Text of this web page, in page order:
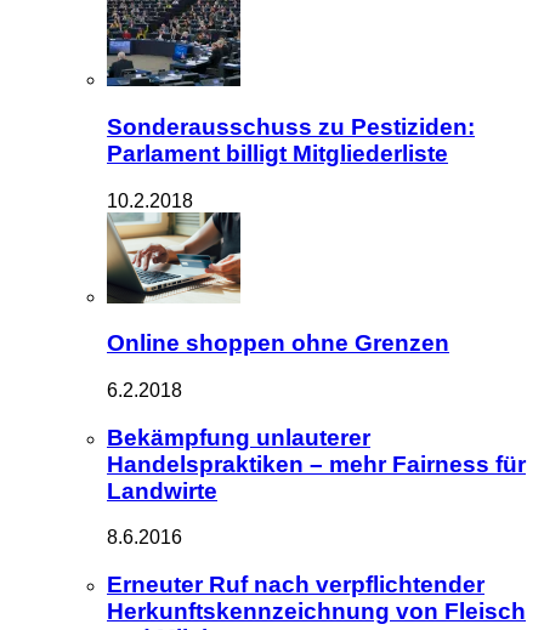
Sonderausschuss zu Pestiziden:
Parlament billigt Mitgliederliste
10.2.2018
Online shoppen ohne Grenzen
6.2.2018
Bekämpfung unlauterer
Handelspraktiken – mehr Fairness für
Landwirte
8.6.2016
Erneuter Ruf nach verpflichtender
Herkunftskennzeichnung von Fleisch